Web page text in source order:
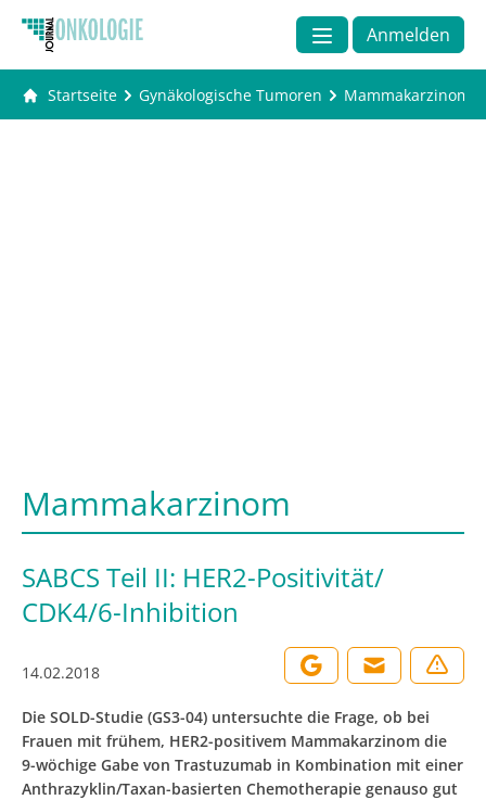
Anmelden
Startseite Gynäkologische Tumoren Mammakarzinom
Mammakarzinom
SABCS Teil II: HER2-Positivität/
CDK4/6-Inhibition
14.02.2018
Die SOLD-Studie (GS3-04) untersuchte die Frage, ob bei
Frauen mit frühem, HER2-positivem Mammakarzinom die
9-wöchige Gabe von Trastuzumab in Kombination mit einer
Anthrazyklin/Taxan-basierten Chemotherapie genauso gut